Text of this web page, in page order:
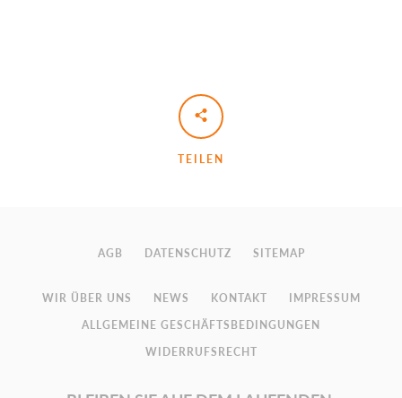
TEILEN
AGB DATENSCHUTZ SITEMAP
WIR ÜBER UNS NEWS KONTAKT
IMPRESSUM
ALLGEMEINE GESCHÄFTSBEDINGUNGEN
WIDERRUFSRECHT